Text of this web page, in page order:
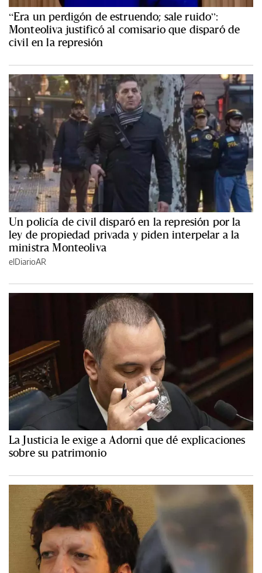
“Era un perdigón de estruendo; sale ruido”:
Monteoliva justificó al comisario que disparó de
civil en la represión
Un policía de civil disparó en la represión por la
ley de propiedad privada y piden interpelar a la
ministra Monteoliva
elDiarioAR
La Justicia le exige a Adorni que dé explicaciones
sobre su patrimonio